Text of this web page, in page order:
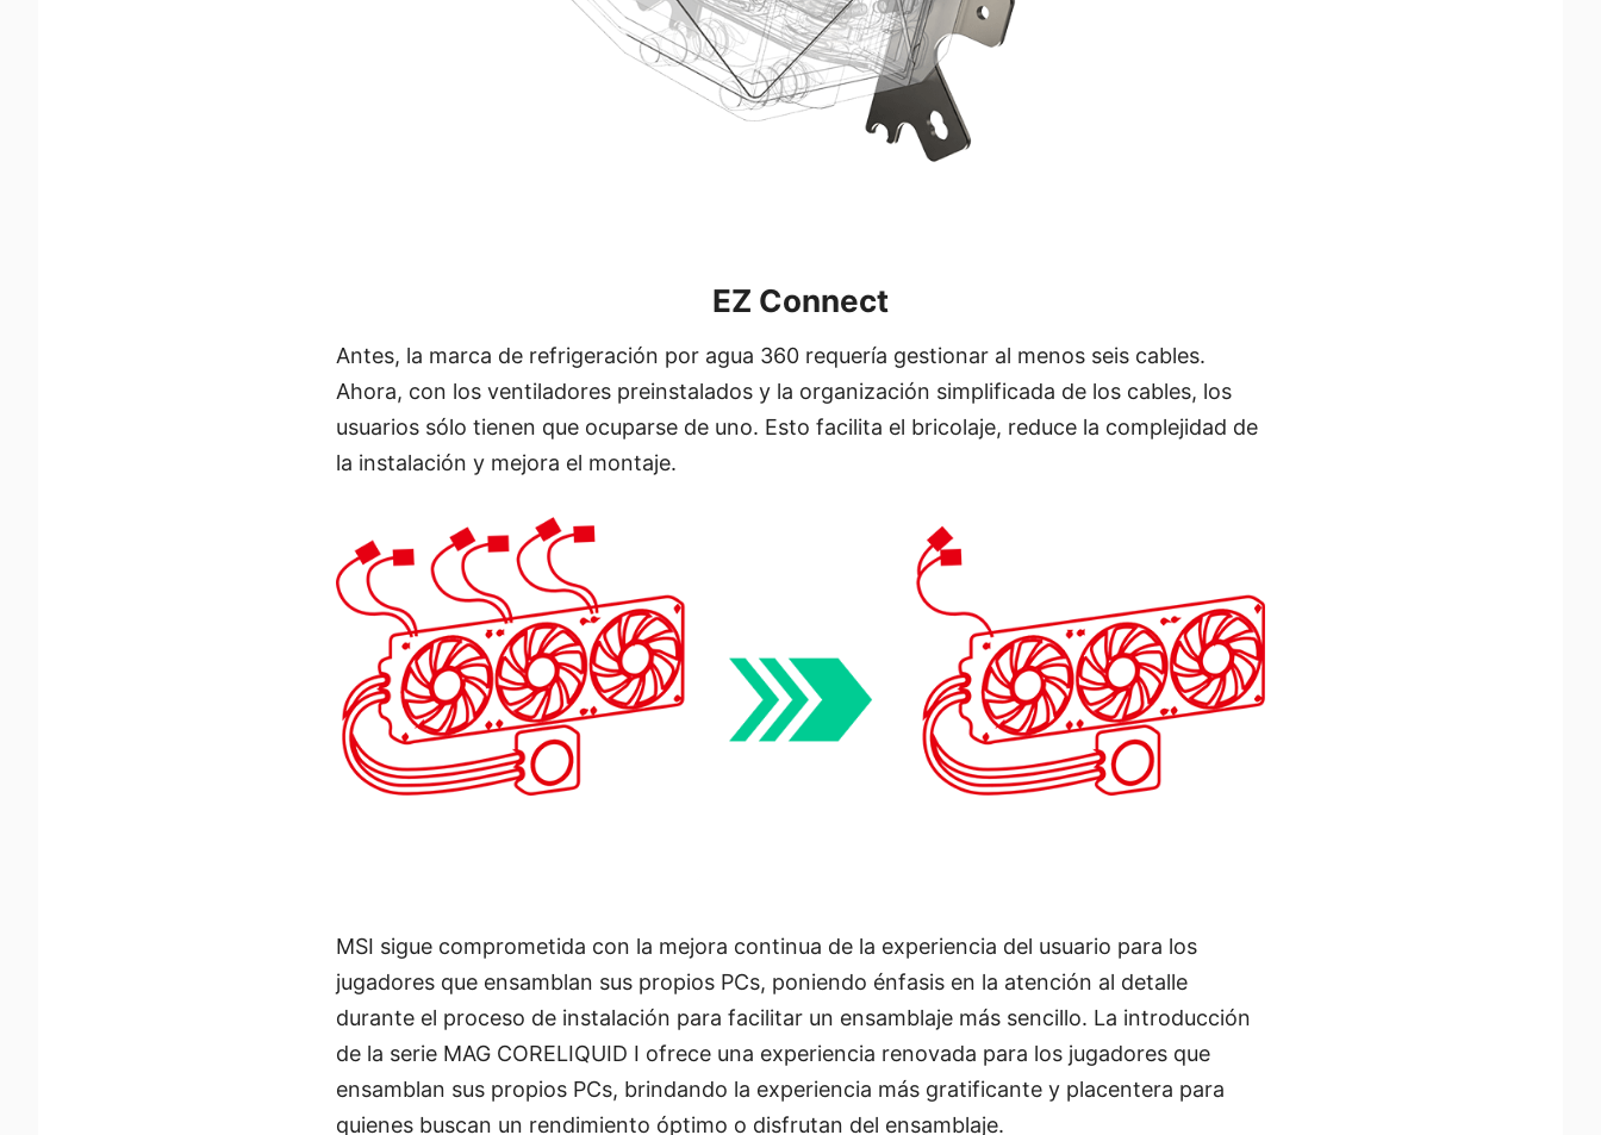
EZ Connect
Antes, la marca de refrigeración por agua 360 requería gestionar al menos seis cables.
Ahora, con los ventiladores preinstalados y la organización simplificada de los cables, los
usuarios sólo tienen que ocuparse de uno. Esto facilita el bricolaje, reduce la complejidad de
la instalación y mejora el montaje.
MSI sigue comprometida con la mejora continua de la experiencia del usuario para los
jugadores que ensamblan sus propios PCs, poniendo énfasis en la atención al detalle
durante el proceso de instalación para facilitar un ensamblaje más sencillo. La introducción
de la serie MAG CORELIQUID I ofrece una experiencia renovada para los jugadores que
ensamblan sus propios PCs, brindando la experiencia más gratificante y placentera para
quienes buscan un rendimiento óptimo o disfrutan del ensamblaje.